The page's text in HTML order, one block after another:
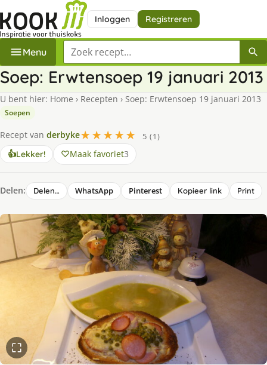
Inloggen Registreren
Menu Zoek een recept
Soep: Erwtensoep 19 januari 2013
U bent hier: Home › Recepten › Soep: Erwtensoep 19 januari 2013
Soepen
Recept van derbyke★★★★★
5 (1)
👍Lekker! Maak favoriet3
Delen: Delen… WhatsApp Pinterest Kopieer link Print